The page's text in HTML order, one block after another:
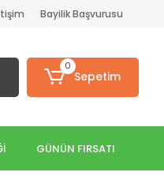
Bayilik Başvurusu
0
Sepetim
GÜNÜN FIRSATI